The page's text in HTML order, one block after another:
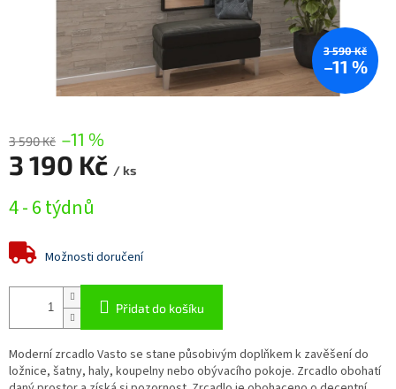
3 590 Kč
–11 %
3 590 Kč –11 %
3 190 Kč / ks
cena:
4 - 6 týdnů
Možnosti doručení
Přidat do košíku
Moderní zrcadlo Vasto se stane působivým doplňkem k zavěšení do
ložnice, šatny, haly, koupelny nebo obývacího pokoje. Zrcadlo obohatí